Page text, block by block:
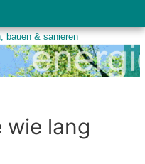
wie lang